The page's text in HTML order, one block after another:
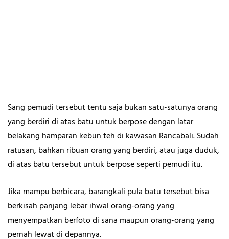
Sang pemudi tersebut tentu saja bukan satu-satunya orang
yang berdiri di atas batu untuk berpose dengan latar
belakang hamparan kebun teh di kawasan Rancabali. Sudah
ratusan, bahkan ribuan orang yang berdiri, atau juga duduk,
di atas batu tersebut untuk berpose seperti pemudi itu.
Jika mampu berbicara, barangkali pula batu tersebut bisa
berkisah panjang lebar ihwal orang-orang yang
menyempatkan berfoto di sana maupun orang-orang yang
pernah lewat di depannya.